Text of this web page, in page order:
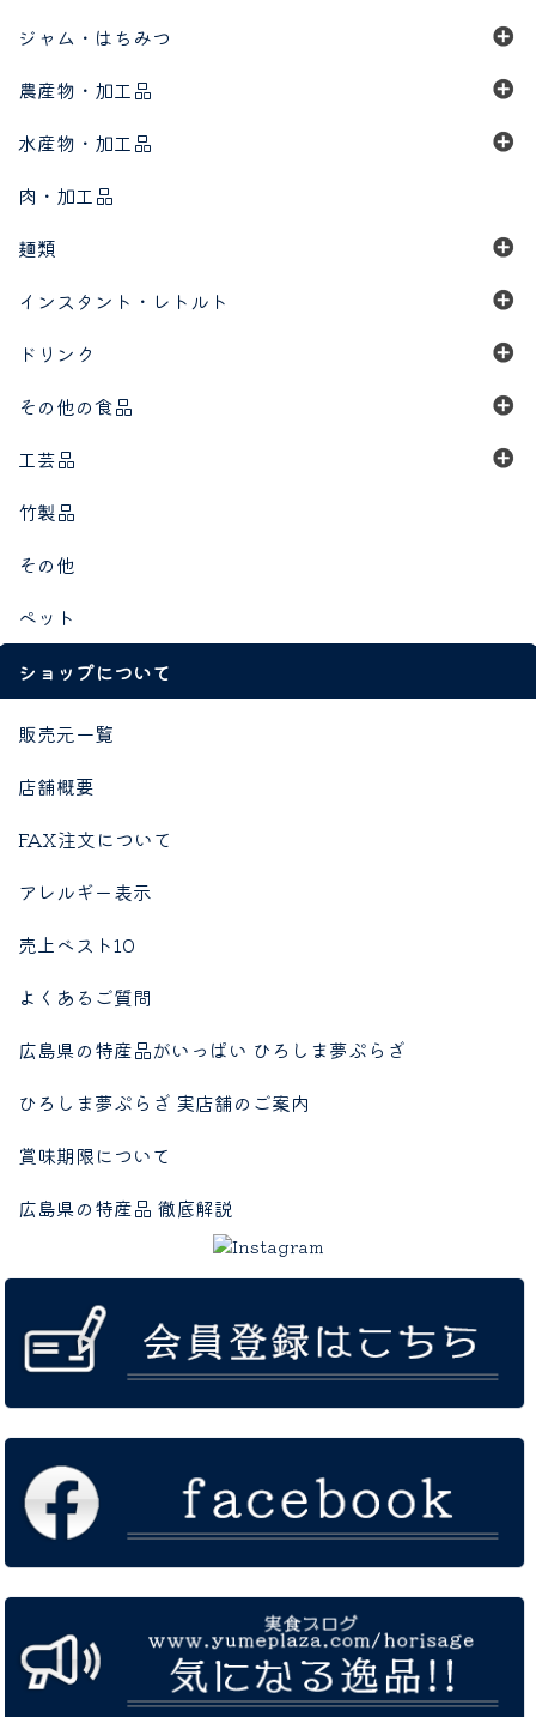
ジャム・はちみつ
農産物・加工品
水産物・加工品
肉・加工品
麺類
インスタント・レトルト
ドリンク
その他の食品
工芸品
竹製品
その他
ペット
ショップについて
販売元一覧
店舗概要
FAX注文について
アレルギー表示
売上ベスト10
よくあるご質問
広島県の特産品がいっぱい ひろしま夢ぷらざ
ひろしま夢ぷらざ 実店舗のご案内
賞味期限について
広島県の特産品 徹底解説